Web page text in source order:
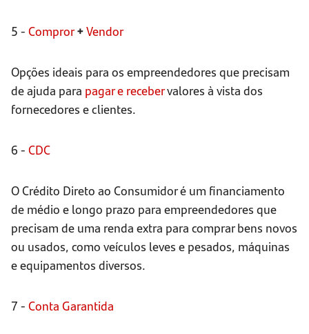
5 - Compror +Vendor
Opções ideais para os empreendedores que precisam
de ajuda para pagar e recebervalores à vista dos
fornecedores e clientes.
6 - CDC
O Crédito Direto ao Consumidor é um financiamento
de médio e longo prazo para empreendedores que
precisam de uma renda extra para comprar bens novos
ou usados, como veículos leves e pesados, máquinas
e equipamentos diversos.
7 - Conta Garantida